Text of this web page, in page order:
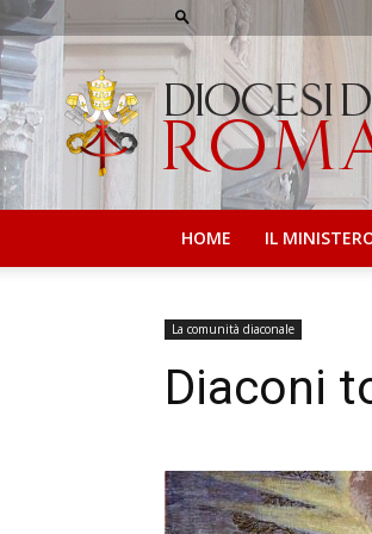
Diaconato
di
Roma
HOME IL
La comunità diaconale
Diaconi